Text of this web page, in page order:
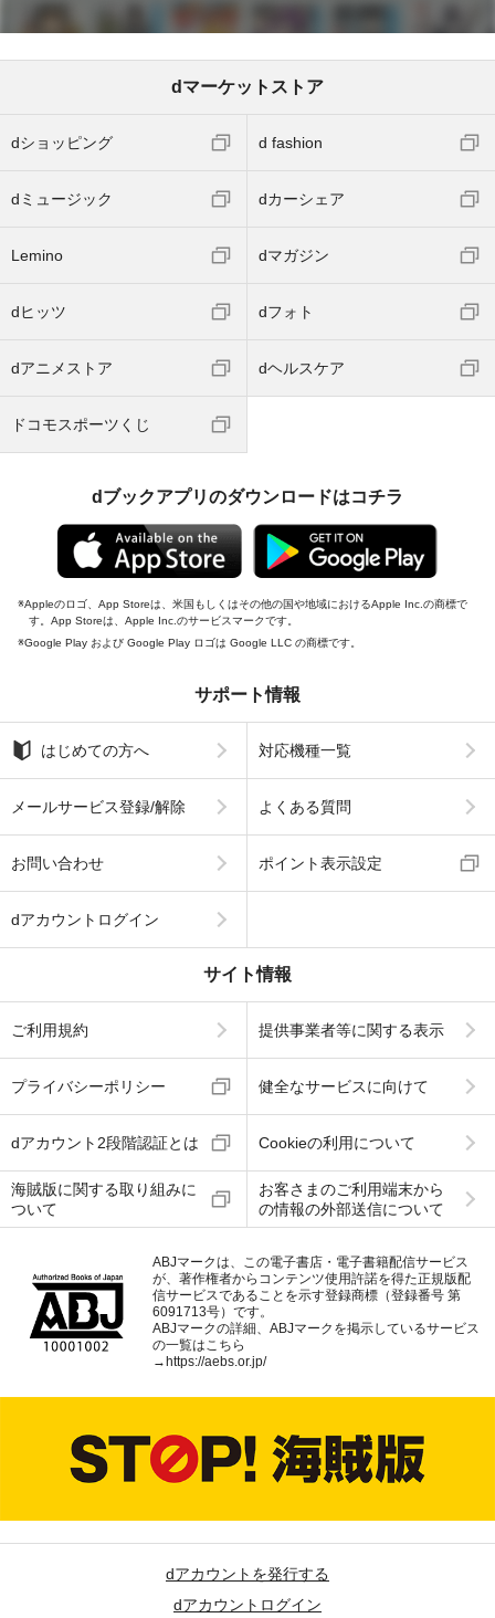
dマーケットストア
dショッピング d fashion
dミュージック dカーシェア
Lemino dマガジン
dヒッツ dフォト
dアニメストア dヘルスケア
ドコモスポーツくじ
dブックアプリのダウンロードはコチラ
Appleのロゴ、App Storeは、米国もしくはその他の国や地域におけるApple Inc.の商標で
す。App Storeは、Apple Inc.のサービスマークです。
Google Play および Google Play ロゴは Google LLC の商標です。
サポート情報
はじめての方へ 対応機種一覧
メールサービス登録/解除 よくある質問
お問い合わせ ポイント表示設定
dアカウントログイン
サイト情報
ご利用規約 提供事業者等に関する表示
プライバシーポリシー 健全なサービスに向けて
dアカウント2段階認証とは Cookieの利用について
海賊版に関する取り組みに
ついて
お客さまのご利用端末から
の情報の外部送信について
ABJマークは、この電子書店・電子書籍配信サービス
が、著作権者からコンテンツ使用許諾を得た正規版配
信サービスであることを示す登録商標（登録番号 第
6091713号）です。
ABJマークの詳細、ABJマークを掲示しているサービス
の一覧はこちら
→ https://aebs.or.jp/
dアカウントを発行する
dアカウントログイン